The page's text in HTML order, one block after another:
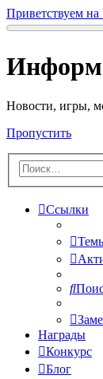
Приветствуем
Новости, игры,
Пропустить
Ссылки
Награды
Конкурс
Блог